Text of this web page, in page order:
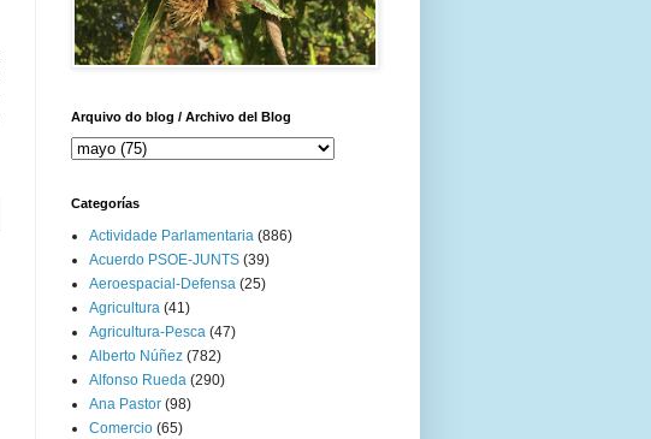
Arquivo do blog / Archivo del Blog
Categorías
Actividade Parlamentaria (886)
Acuerdo PSOE-JUNTS (39)
Aeroespacial-Defensa (25)
Agricultura (41)
Agricultura-Pesca (47)
Alberto Núñez (782)
Alfonso Rueda (290)
Ana Pastor (98)
Comercio (65)